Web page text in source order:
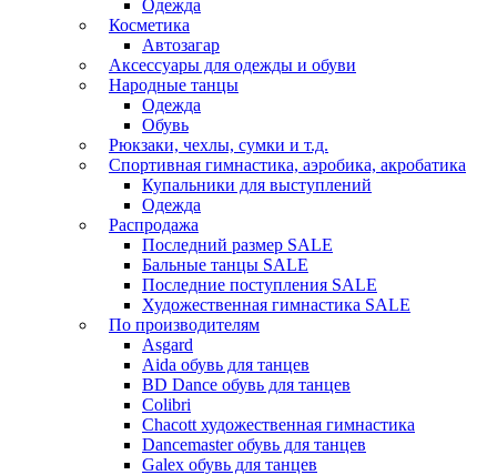
Одежда
Косметика
Автозагар
Аксессуары для одежды и обуви
Народные танцы
Одежда
Обувь
Рюкзаки, чехлы, сумки и т.д.
Спортивная гимнастика, аэробика, акробатика
Купальники для выступлений
Одежда
Распродажа
Последний размер SALE
Бальные танцы SALE
Последние поступления SALE
Художественная гимнастика SALE
По производителям
Asgard
Аida обувь для танцев
BD Dance обувь для танцев
Colibri
Chacott художественная гимнастика
Dancemaster обувь для танцев
Galex обувь для танцев